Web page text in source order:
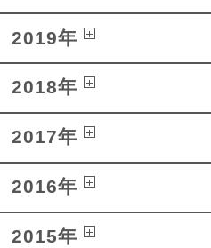
2019年
2018年
2017年
2016年
2015年